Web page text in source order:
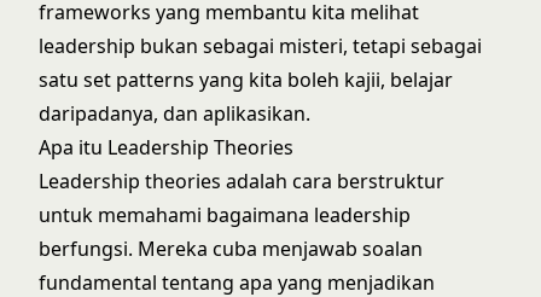
frameworks yang membantu kita melihat
leadership bukan sebagai misteri, tetapi sebagai
satu set patterns yang kita boleh kajii, belajar
daripadanya, dan aplikasikan.
Apa itu Leadership Theories
Leadership theories adalah cara berstruktur
untuk memahami bagaimana leadership
berfungsi. Mereka cuba menjawab soalan
fundamental tentang apa yang menjadikan